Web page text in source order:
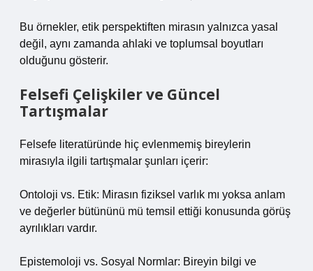
Bu örnekler, etik perspektiften mirasın yalnızca yasal
değil, aynı zamanda ahlaki ve toplumsal boyutları
olduğunu gösterir.
Felsefi Çelişkiler ve Güncel
Tartışmalar
Felsefe literatüründe hiç evlenmemiş bireylerin
mirasıyla ilgili tartışmalar şunları içerir:
Ontoloji vs. Etik: Mirasın fiziksel varlık mı yoksa anlam
ve değerler bütününü mü temsil ettiği konusunda görüş
ayrılıkları vardır.
Epistemoloji vs. Sosyal Normlar: Bireyin bilgi ve